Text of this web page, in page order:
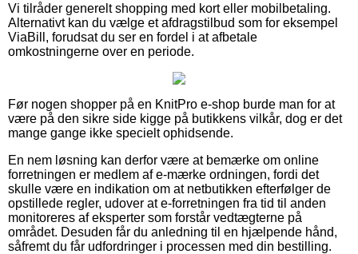
Vi tilråder generelt shopping med kort eller mobilbetaling.
Alternativt kan du vælge et afdragstilbud som for eksempel
ViaBill, forudsat du ser en fordel i at afbetale
omkostningerne over en periode.
Før nogen shopper på en KnitPro e-shop burde man for at
være på den sikre side kigge på butikkens vilkår, dog er det
mange gange ikke specielt ophidsende.
En nem løsning kan derfor være at bemærke om online
forretningen er medlem af e-mærke ordningen, fordi det
skulle være en indikation om at netbutikken efterfølger de
opstillede regler, udover at e-forretningen fra tid til anden
monitoreres af eksperter som forstår vedtægterne på
området. Desuden får du anledning til en hjælpende hånd,
såfremt du får udfordringer i processen med din bestilling.